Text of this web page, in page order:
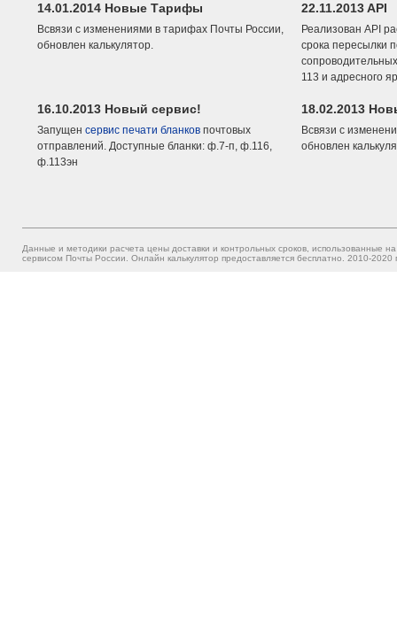
14.01.2014 Новые Тарифы
Всвязи с изменениями в тарифах Почты России,
обновлен калькулятор.
22.11.2013 API
Реализован API
срока пересылки
113 и адресного
16.10.2013 Новый сервис!
Запущен сервис печати бланков почтовых
отправлений. Доступные бланки: ф.7-п, ф.116,
ф.113эн
18.02.2013
Всвязи с
обновлен
Данные и методики расчета цены доставки и контрольных сроков, использованные
сервисом Почты России. Онлайн калькулятор предоставляется бесплатно. 2010-2020